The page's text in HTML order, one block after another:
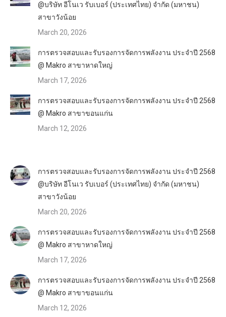
@บริษัท อีโนเว รับเบอร์ (ประเทศไทย) จำกัด (มหาชน)
สาขาวังน้อย
March 20, 2026
การตรวจสอบและรับรองการจัดการพลังงาน ประจำปี 2568
@ Makro สาขาหาดใหญ่
March 17, 2026
การตรวจสอบและรับรองการจัดการพลังงาน ประจำปี 2568
@ Makro สาขาขอนแก่น
March 12, 2026
การตรวจสอบและรับรองการจัดการพลังงาน ประจำปี 2568
@บริษัท อีโนเว รับเบอร์ (ประเทศไทย) จำกัด (มหาชน)
สาขาวังน้อย
March 20, 2026
การตรวจสอบและรับรองการจัดการพลังงาน ประจำปี 2568
@ Makro สาขาหาดใหญ่
March 17, 2026
การตรวจสอบและรับรองการจัดการพลังงาน ประจำปี 2568
@ Makro สาขาขอนแก่น
March 12, 2026